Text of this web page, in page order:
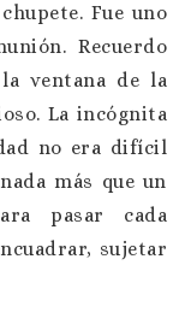
Fue uno
Recuerdo
ventana de la
La incógnita
no era difícil
más que un
pasar cada
sujetar